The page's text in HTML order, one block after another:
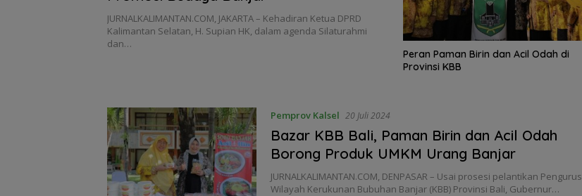
JURNALKALIMANTAN.COM, JAKARTA – Kehadiran Ketua DPRD
Kalimantan Selatan, H. Supian HK, dalam agenda Silaturahmi
dan…
Peran Paman Birin dan Acil Odah di
Provinsi KBB
Pemprov Kalsel 20 Juli 2024
Bazar KBB Bali, Paman Birin dan Acil Odah
Borong Produk UMKM Urang Banjar
JURNALKALIMANTAN.COM, DENPASAR – Usai prosesi pelantikan Pengurus
Wilayah Kerukunan Bubuhan Banjar (KBB) Provinsi Bali, Gubernur…